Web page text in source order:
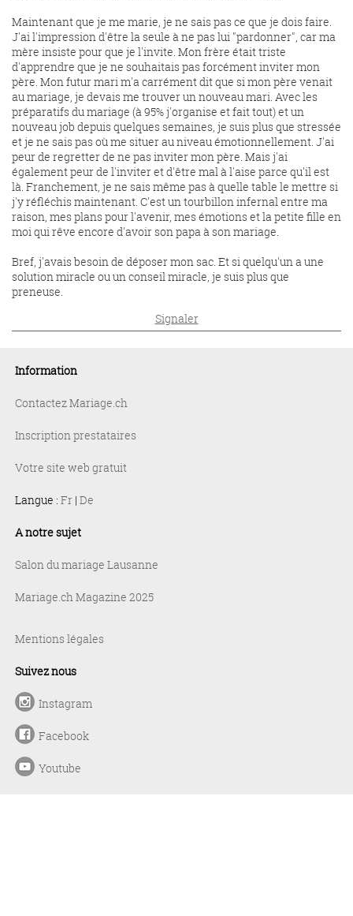
Maintenant que je me marie, je ne sais pas ce que je dois faire.
J'ai l'impression d'être la seule à ne pas lui "pardonner", car ma
mère insiste pour que je l'invite. Mon frère était triste
d'apprendre que je ne souhaitais pas forcément inviter mon
père. Mon futur mari m'a carrément dit que si mon père venait
au mariage, je devais me trouver un nouveau mari. Avec les
préparatifs du mariage (à 95% j'organise et fait tout) et un
nouveau job depuis quelques semaines, je suis plus que stressée
et je ne sais pas où me situer au niveau émotionnellement. J'ai
peur de regretter de ne pas inviter mon père. Mais j'ai
également peur de l'inviter et d'être mal à l'aise parce qu'il est
là. Franchement, je ne sais même pas à quelle table le mettre si
j'y réfléchis maintenant. C'est un tourbillon infernal entre ma
raison, mes plans pour l'avenir, mes émotions et la petite fille en
moi qui rêve encore d'avoir son papa à son mariage.
Bref, j'avais besoin de déposer mon sac. Et si quelqu'un a une
solution miracle ou un conseil miracle, je suis plus que
preneuse.
Signaler
Information
Contactez Mariage.ch
Inscription prestataires
Votre site web gratuit
Langue : Fr | De
A notre sujet
Salon du mariage Lausanne
Mariage.ch Magazine 2025
Mentions légales
Suivez nous
Instagram
Facebook
Youtube